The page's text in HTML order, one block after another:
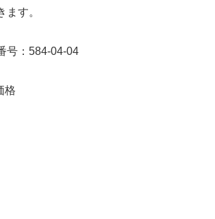
ます。
号：584-04-04
格